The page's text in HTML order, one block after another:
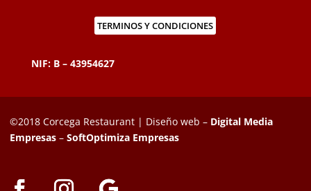
TERMINOS Y CONDICIONES
NIF: B – 43954627
©2018 Corcega Restaurant | Diseño web – Digital Media
Empresas – SoftOptimiza Empresas